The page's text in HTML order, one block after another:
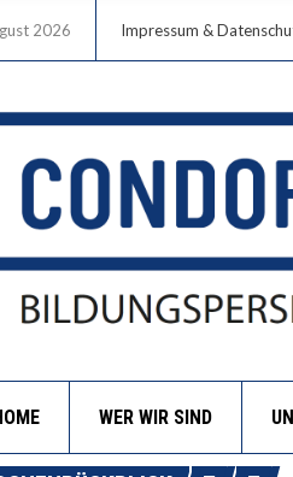
2026 Impressum &
WER WIR SIND